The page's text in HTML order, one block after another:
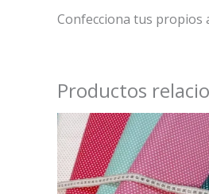
Confecciona tus propios
Productos